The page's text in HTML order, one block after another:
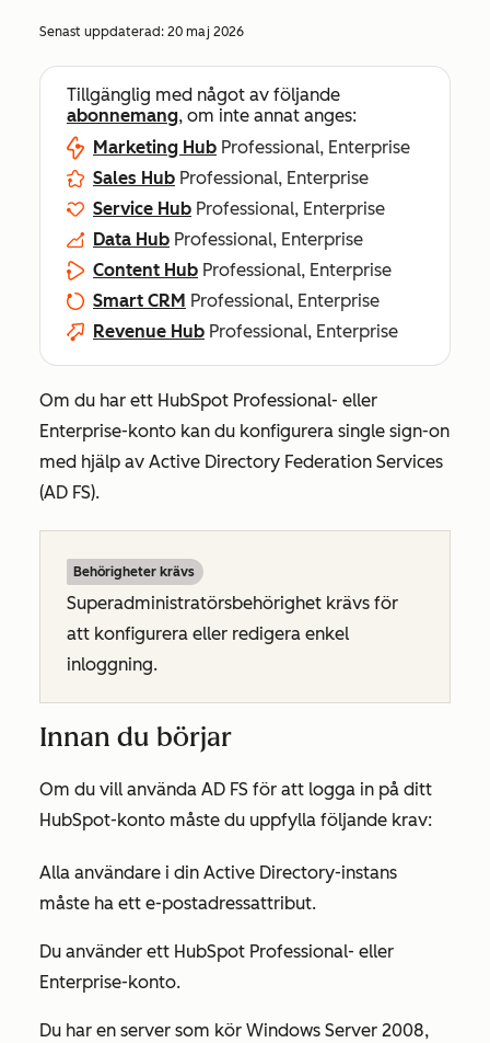
Senast uppdaterad: 20 maj 2026
Tillgänglig med något av följande
abonnemang, om inte annat anges:
Marketing Hub Professional, Enterprise
Sales Hub Professional, Enterprise
Service Hub Professional, Enterprise
Data Hub Professional, Enterprise
Content Hub Professional, Enterprise
Smart CRM Professional, Enterprise
Revenue Hub Professional, Enterprise
Om du har ett HubSpot Professional- eller
Enterprise-konto kan du konfigurera single sign-on
med hjälp av Active Directory Federation Services
(AD FS).
Behörigheter krävs
Superadministratörsbehörighet krävs för
att konfigurera eller redigera enkel
inloggning.
Innan du börjar
Om du vill använda AD FS för att logga in på ditt
HubSpot-konto måste du uppfylla följande krav:
Alla användare i din Active Directory-instans
måste ha ett e-postadressattribut.
Du använder ett HubSpot Professional- eller
Enterprise-konto.
Du har en server som kör Windows Server 2008,